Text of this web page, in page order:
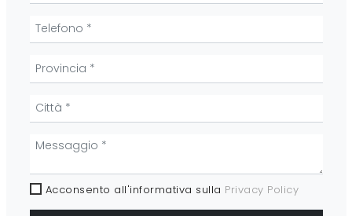
Acconsento all'informativa sulla Privacy Policy